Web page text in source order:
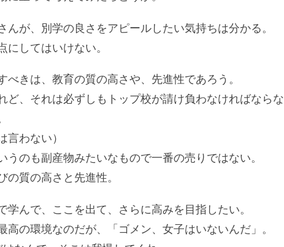
が、別学の良さをアピールしたい気持ちは分かる。
してはいけない。
きは、教育の質の高さや、先進性であろう。
、それは必ずしもトップ校が請け負わなければならな
わない）
のも副産物みたいなもので一番の売りではない。
質の高さと先進性。
んで、ここを出て、さらに高みを目指したい。
の環境なのだが、「ゴメン、女子はいないんだ」。